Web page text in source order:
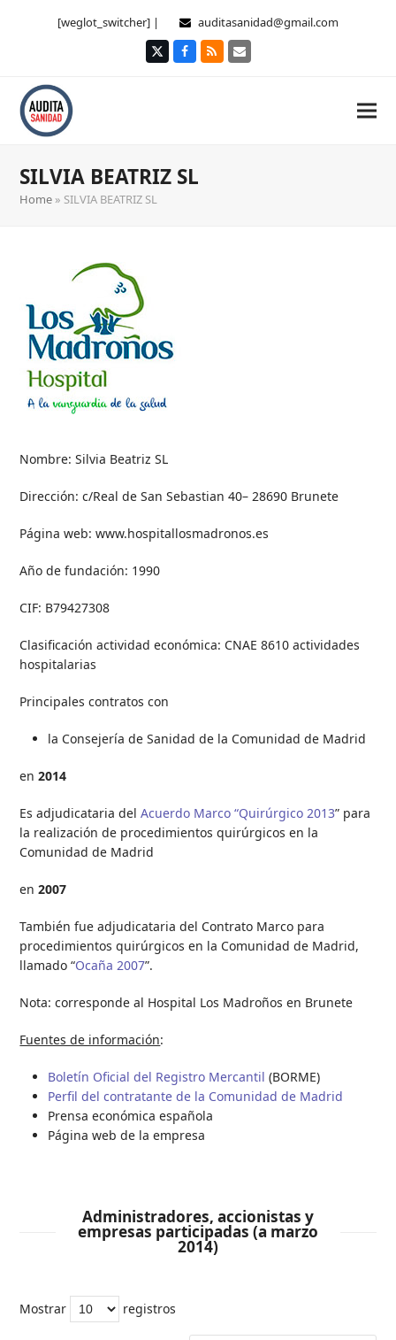
[weglot_switcher] | auditasanidad@gmail.com
TwitterFacebook
RSS Correo
SILVIA BEATRIZ SL
Home » SILVIA BEATRIZ SL
Nombre: Silvia Beatriz SL
Dirección: c/Real de San Sebastian 40– 28690 Brunete
Página web: www.hospitallosmadronos.es
Año de fundación: 1990
CIF: B79427308
Clasificación actividad económica: CNAE 8610 actividades
hospitalarias
Principales contratos con
la Consejería de Sanidad de la Comunidad de Madrid
en2014
Es adjudicataria delAcuerdo Marco “Quirúrgico 2013” para
la realización de procedimientos quirúrgicos en la
Comunidad de Madrid
en2007
También fue adjudicataria del Contrato Marco para
procedimientos quirúrgicos en la Comunidad de Madrid,
llamado “Ocaña 2007”.
Nota: corresponde al Hospital Los Madroños en Brunete
Fuentes de información:
Boletín Oficial del Registro Mercantil (BORME)
Perfil del contratante de la Comunidad de Madrid
Prensa económica española
Página web de la empresa
Administradores, accionistas y
empresas participadas (a marzo
2014)
Mostrar registros